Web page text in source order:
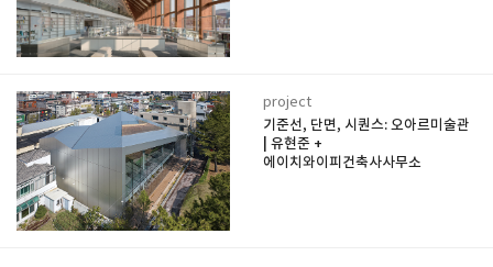
project
기준선, 단면, 시퀀스: 오아르미술관
| 유현준 +
에이치와이피건축사사무소